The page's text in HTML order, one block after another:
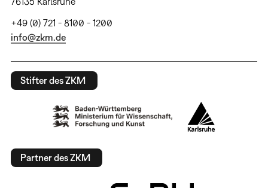
+49 (0) 721 - 8100 - 1200
info@zkm.de
Stifter des ZKM
Partner des ZKM